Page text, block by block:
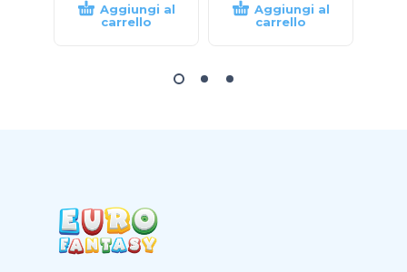
Aggiungi al
carrello
Aggiungi al
carrello